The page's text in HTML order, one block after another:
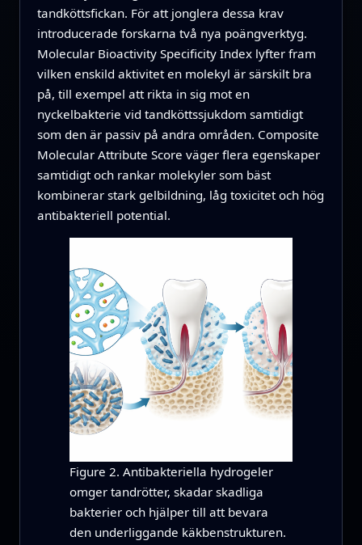
tandköttsfickan. För att jonglera dessa krav
introducerade forskarna två nya poängverktyg.
Molecular Bioactivity Specificity Index lyfter fram
vilken enskild aktivitet en molekyl är särskilt bra
på, till exempel att rikta in sig mot en
nyckelbakterie vid tandköttssjukdom samtidigt
som den är passiv på andra områden. Composite
Molecular Attribute Score väger flera egenskaper
samtidigt och rankar molekyler som bäst
kombinerar stark gelbildning, låg toxicitet och hög
antibakteriell potential.
Figure 2. Antibakteriella hydrogeler
omger tandrötter, skadar skadliga
bakterier och hjälper till att bevara
den underliggande käkbenstrukturen.